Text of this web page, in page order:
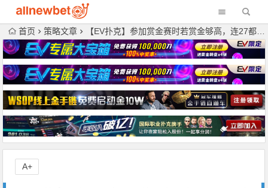
首页 策略文章 【EV扑克】参加赏金赛时若赏金够高，连27都值得用来call全下
A+